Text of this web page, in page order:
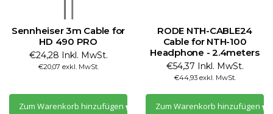
Sennheiser 3m Cable for
HD 490 PRO
€24,28 Inkl. MwSt.
€20,07 exkl. MwSt.
Zum Warenkorb hinzufügen
RODE NTH-CABLE24
Cable for NTH-100
Headphone - 2.4meters
€54,37 Inkl. MwSt.
€44,93 exkl. MwSt.
Zum Warenkorb hinzufügen